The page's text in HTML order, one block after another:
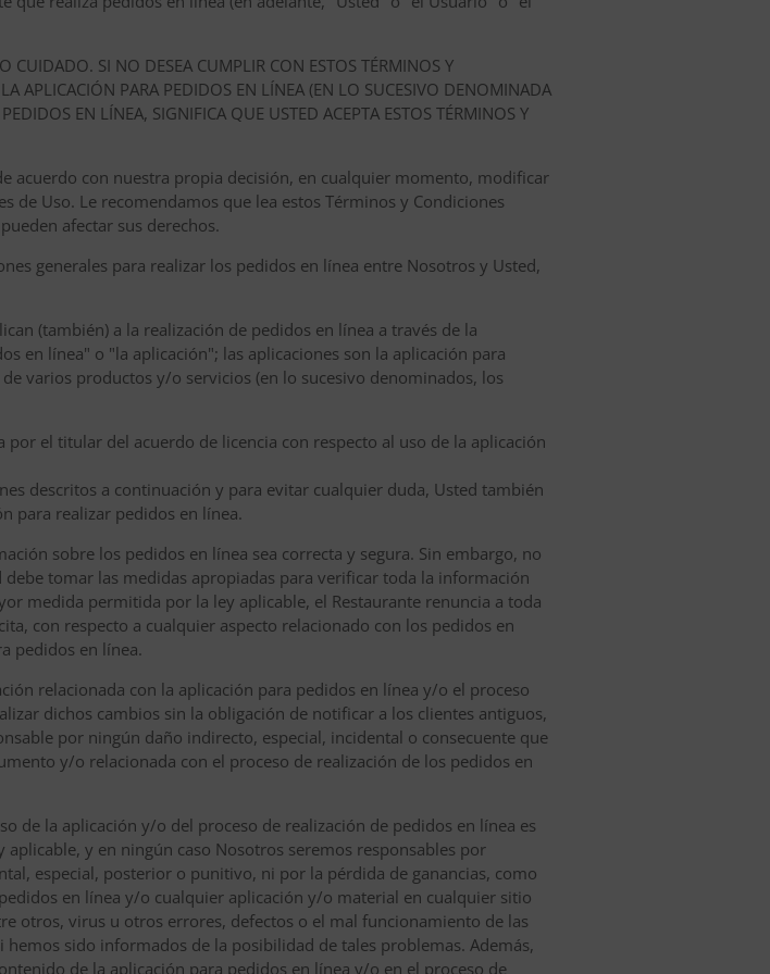
CUIDADO. SI NO DESEA CUMPLIR CON ESTOS TÉRMINOS Y
APLICACIÓN PARA PEDIDOS EN LÍNEA (EN LO SUCESIVO DENOMINADA
EN LÍNEA, SIGNIFICA QUE USTED ACEPTA ESTOS TÉRMINOS Y
acuerdo con nuestra propia decisión, en cualquier momento, modificar
Uso. Le recomendamos que lea estos Términos y Condiciones
afectar sus derechos.
generales para realizar los pedidos en línea entre Nosotros y Usted,
(también) a la realización de pedidos en línea a través de la
en línea" o "la aplicación"; las aplicaciones son la aplicación para
varios productos y/o servicios (en lo sucesivo denominados, los
el titular del acuerdo de licencia con respecto al uso de la aplicación
descritos a continuación y para evitar cualquier duda, Usted también
para realizar pedidos en línea.
sobre los pedidos en línea sea correcta y segura. Sin embargo, no
tomar las medidas apropiadas para verificar toda la información
medida permitida por la ley aplicable, el Restaurante renuncia a toda
con respecto a cualquier aspecto relacionado con los pedidos en
pedidos en línea.
relacionada con la aplicación para pedidos en línea y/o el proceso
dichos cambios sin la obligación de notificar a los clientes antiguos,
por ningún daño indirecto, especial, incidental o consecuente que
y/o relacionada con el proceso de realización de los pedidos en
de la aplicación y/o del proceso de realización de pedidos en línea es
y en ningún caso Nosotros seremos responsables por
especial, posterior o punitivo, ni por la pérdida de ganancias, como
en línea y/o cualquier aplicación y/o material en cualquier sitio
otros, virus u otros errores, defectos o el mal funcionamiento de las
sido informados de la posibilidad de tales problemas. Además,
de la aplicación para pedidos en línea y/o en el proceso de